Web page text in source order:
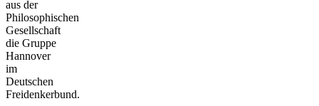
aus der
Philosophischen
Gesellschaft
die Gruppe
Hannover
im
Deutschen
Freidenkerbund.